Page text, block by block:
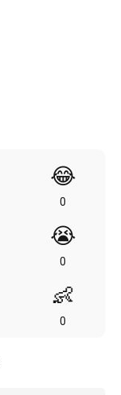
😂
0
😭
0
👶
0